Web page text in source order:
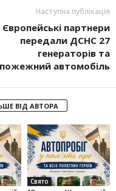
Наступна публікація
Європейські партнери
передали ДСНС 27
генераторів та
пожежний автомобіль
ВІД АВТОРА
Свято